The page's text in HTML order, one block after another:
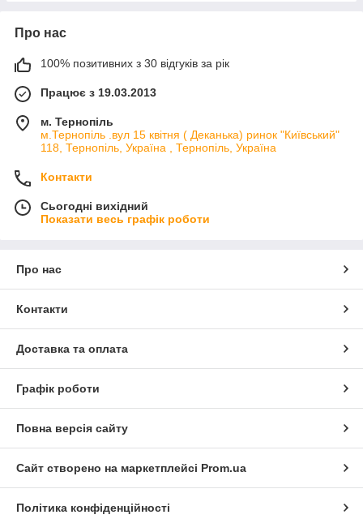
Про нас
100% позитивних з 30 відгуків за рік
Працює з 19.03.2013
м. Тернопіль
м.Тернопіль .вул 15 квітня ( Деканька) ринок "Київський"
118, Тернопіль, Україна , Тернопіль, Україна
Контакти
Сьогодні вихідний
Показати весь графік роботи
Про нас
Контакти
Доставка та оплата
Графік роботи
Повна версія сайту
Сайт створено на маркетплейсі Prom.ua
Політика конфіденційності